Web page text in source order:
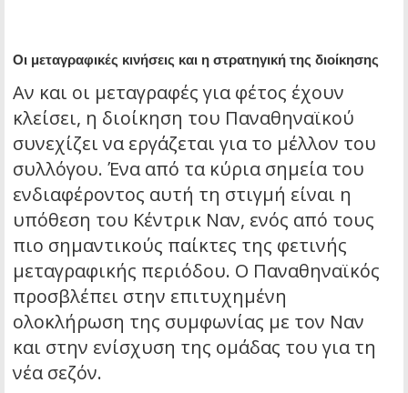
Οι μεταγραφικές κινήσεις και η στρατηγική της διοίκησης
Αν και οι μεταγραφές για φέτος έχουν
κλείσει, η διοίκηση του Παναθηναϊκού
συνεχίζει να εργάζεται για το μέλλον του
συλλόγου. Ένα από τα κύρια σημεία του
ενδιαφέροντος αυτή τη στιγμή είναι η
υπόθεση του Κέντρικ Ναν, ενός από τους
πιο σημαντικούς παίκτες της φετινής
μεταγραφικής περιόδου. Ο Παναθηναϊκός
προσβλέπει στην επιτυχημένη
ολοκλήρωση της συμφωνίας με τον Ναν
και στην ενίσχυση της ομάδας του για τη
νέα σεζόν.